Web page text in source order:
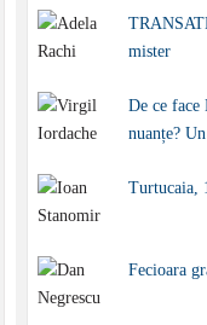
mister
De ce face
nuanțe?
Turtucaia,
Fecioara